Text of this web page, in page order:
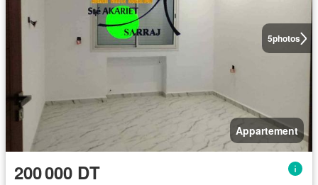
5photos
Appartement
200 000 DT